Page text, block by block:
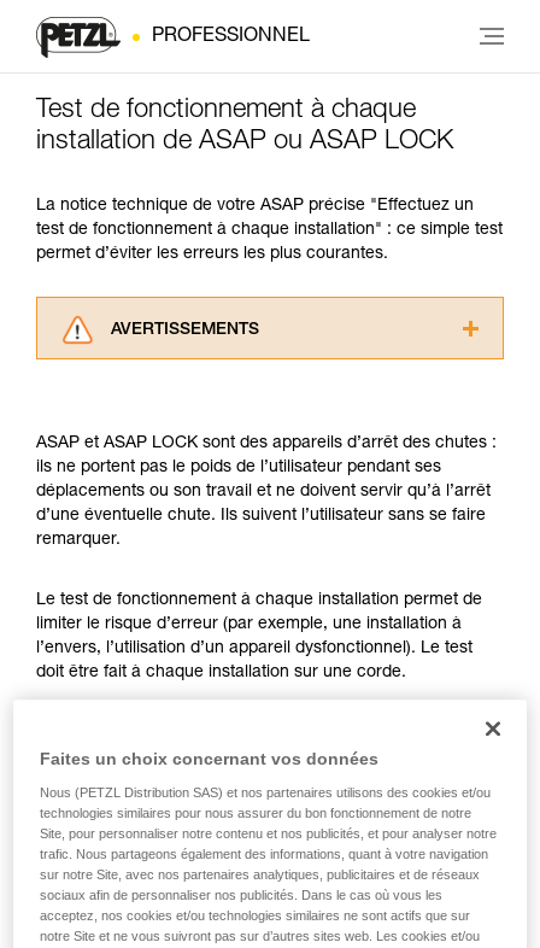
PROFESSIONNEL
Test de fonctionnement à chaque
installation de ASAP ou ASAP LOCK
La notice technique de votre ASAP précise "Effectuez un
test de fonctionnement à chaque installation" : ce simple test
permet d’éviter les erreurs les plus courantes.
AVERTISSEMENTS
informations de la notice technique pour
pouvoir comprendre ce complément
d’informations.
Maîtriser ces techniques nécessite une
formation et un entraînement spécifique. Validez
la manipulation, seul, en toute sécurité, avant
de la reproduire en autonomie.
Nous donnons des exemples de techniques
liées à votre activité. Il peut en exister d’autres
ASAP et ASAP LOCK sont des appareils d’arrêt des chutes :
ils ne portent pas le poids de l’utilisateur pendant ses
déplacements ou son travail et ne doivent servir qu’à l’arrêt
d’une éventuelle chute. Ils suivent l’utilisateur sans se faire
remarquer.
Le test de fonctionnement à chaque installation permet de
limiter le risque d’erreur (par exemple, une installation à
l’envers, l’utilisation d’un appareil dysfonctionnel). Le test
doit être fait à chaque installation sur une corde.
Pour l’ASAP LOCK, vérifiez que la fonction LOCK n’est pas
activée avant de faire le test.
Une fois l’ASAP ou ASAP LOCK placé sur la corde, faites
coulisser votre appareil brusquement vers le bas. Un
mouvement rapide de la main permet d’atteindre facilement
la vitesse de 2 m/s, l’appareil doit bloquer. S’il ne bloque pas,
vérifiez votre installation ou inspectez l’état de l’appareil.
Faites un choix concernant vos données
Nous (PETZL Distribution SAS) et nos partenaires utilisons des cookies et/ou
technologies similaires pour nous assurer du bon fonctionnement de notre
Site, pour personnaliser notre contenu et nos publicités, et pour analyser notre
trafic. Nous partageons également des informations, quant à votre navigation
sur notre Site, avec nos partenaires analytiques, publicitaires et de réseaux
sociaux afin de personnaliser nos publicités. Dans le cas où vous les
acceptez, nos cookies et/ou technologies similaires ne sont actifs que sur
notre Site et ne vous suivront pas sur d’autres sites web. Les cookies et/ou